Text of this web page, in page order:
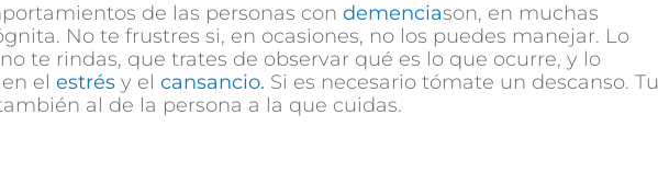
de las personas con demenciason, en muchas
No te frustres si, en ocasiones, no los puedes manejar. Lo
te rindas, que trates de observar qué es lo que ocurre, y lo
el estrés y el cansancio. Si es necesario tómate un descanso. Tu
al de la persona a la que cuidas.